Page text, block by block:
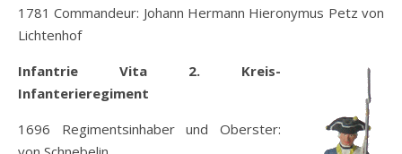
1781 Commandeur: Johann Hermann Hieronymus Petz von
Lichtenhof
Infantrie Vita 2. Kreis-
Infanterieregiment
1696 Regimentsinhaber und Oberster: